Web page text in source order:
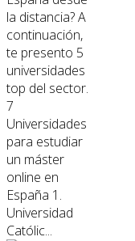
la distancia? A
continuación,
te presento 5
universidades
top del sector.
7
Universidades
para estudiar
un máster
online en
España 1.
Universidad
Católic...